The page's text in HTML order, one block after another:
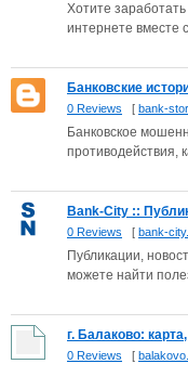
Хотите
интернете вместе
Банковские
0 Reviews [ bank-
Банковское
противодействия,
Bank-City ::
0 Reviews [ bank-
Публикации,
можете найти
г. Балаково:
0 Reviews [